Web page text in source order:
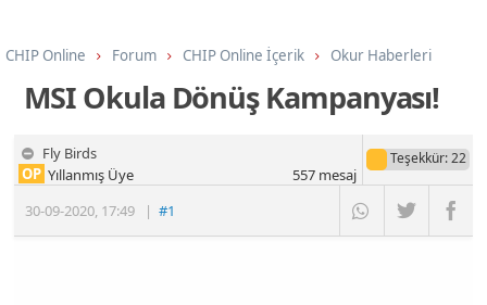
CHIP Online Forum CHIP Online İçerik Okur Haberleri
MSI Okula Dönüş Kampanyası!
Fly Birds
30-09-2020, 17:49 |#1
OP Yıllanmış Üye
Teşekkür: 22
557mesaj